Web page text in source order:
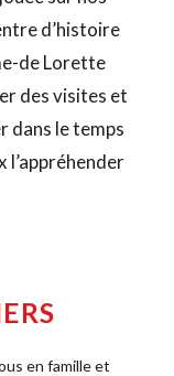
d’histoire
de Lorette
des visites et
dans le temps
l’appréhender
en famille et